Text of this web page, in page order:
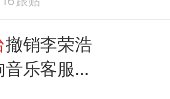
撤销李荣浩
乐客服回